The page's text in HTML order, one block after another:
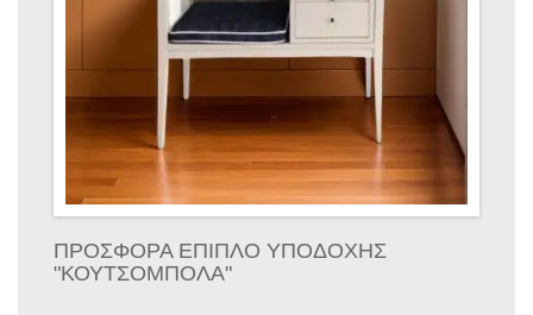
ΠΡΟΣΦΟΡΑ ΕΠΙΠΛΟ ΥΠΟΔΟΧΗΣ
"ΚΟΥΤΣΟΜΠΟΛΑ"